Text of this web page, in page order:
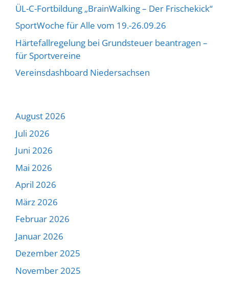
ÜL-C-Fortbildung „BrainWalking – Der Frischekick“
SportWoche für Alle vom 19.-26.09.26
Härtefallregelung bei Grundsteuer beantragen –
für Sportvereine
Vereinsdashboard Niedersachsen
August 2026
Juli 2026
Juni 2026
Mai 2026
April 2026
März 2026
Februar 2026
Januar 2026
Dezember 2025
November 2025